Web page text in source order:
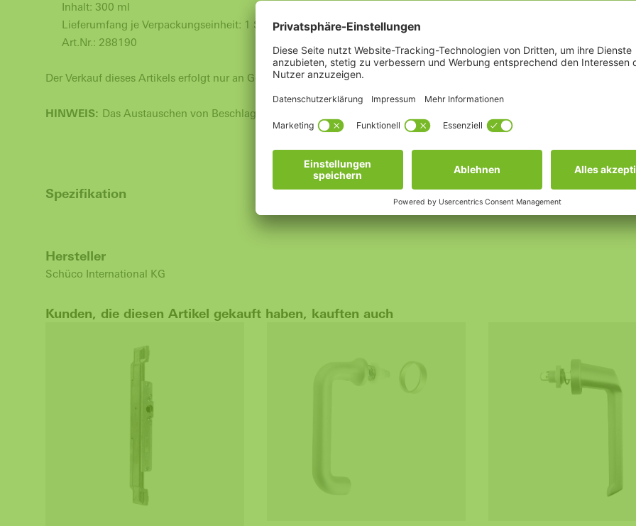
Inhalt: 300 ml
Lieferumfang je Verpackungseinheit: 1 Stück
Art.Nr.: 288190
Der Verkauf dieses Artikels erfolgt nur an Gewerbetreibende.
HINWEIS: Das Austauschen von Beschlagteilen und das Justieren des Fensters dürfen nur durch einen Fachmann
Spezifikation
Hersteller
Schüco International KG
Kunden, die diesen Artikel gekauft haben, kauften auch